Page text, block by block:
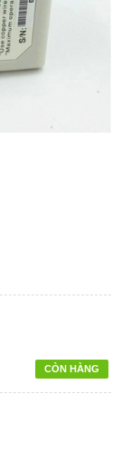
CÒN HÀNG